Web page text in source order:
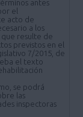
antes
el
acto de
a los
resulte de
previstos en el
7/2015, de
el texto
se podrá
las
inspectoras